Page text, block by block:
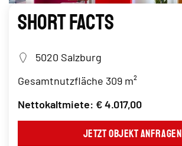
Short Facts
5020 Salzburg
Gesamtnutzfläche 309 m²
Nettokaltmiete: € 4.017,00
Jetzt Objekt anfragen